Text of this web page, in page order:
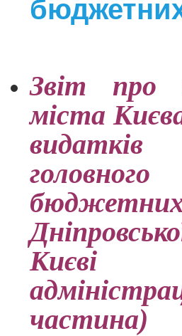
Звіт про
міста
частина)